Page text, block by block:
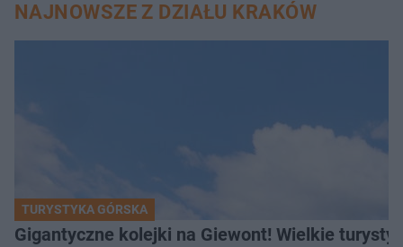
NAJNOWSZE Z DZIAŁU KRAKÓW
TURYSTYKA GÓRSKA
Gigantyczne kolejki na Giewont! Wielkie